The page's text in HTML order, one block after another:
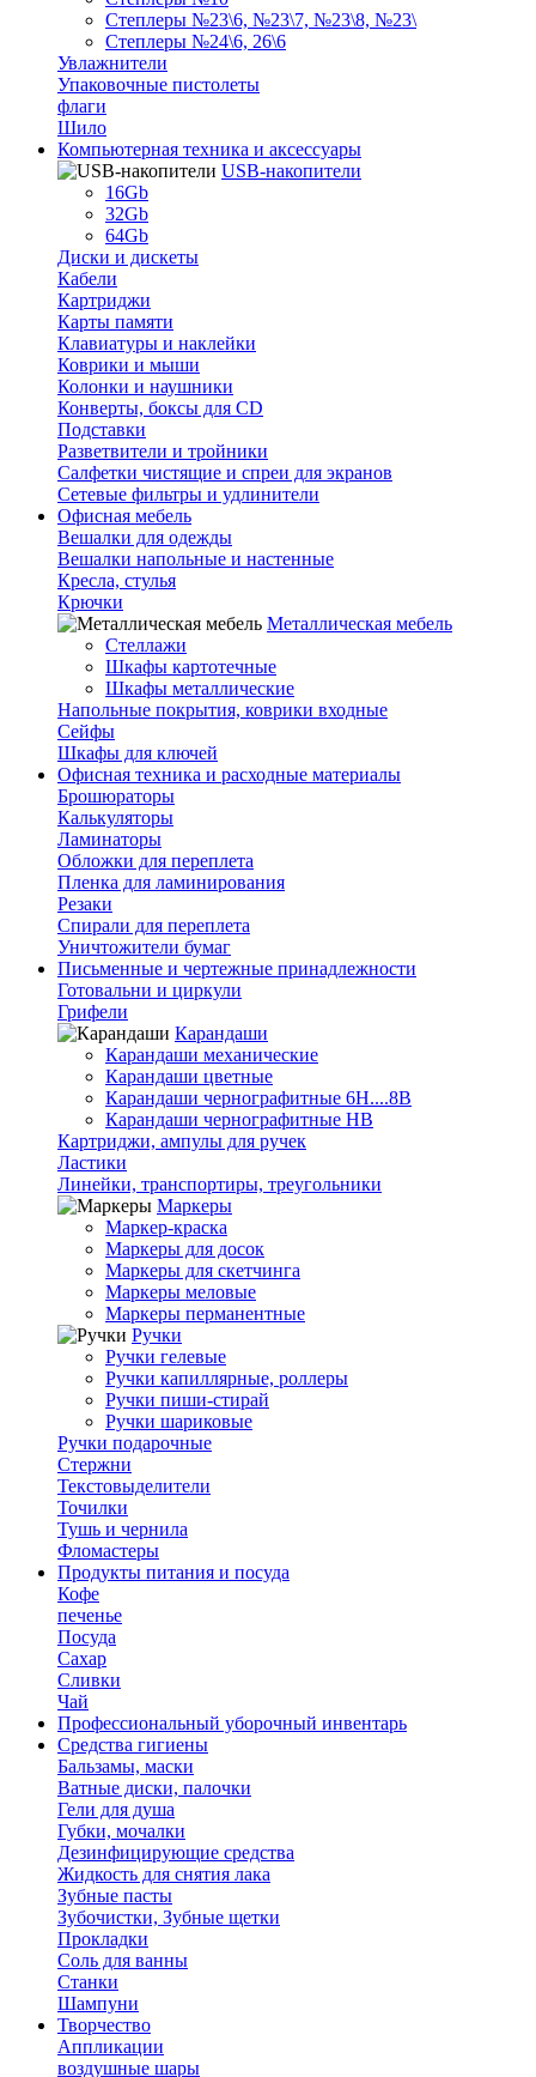
Степлеры №23\6, №23\7, №23\8, №23\
Степлеры №24\6, 26\6
Увлажнители
Упаковочные пистолеты
флаги
Шило
Компьютерная техника и аксессуары
USB-накопители
16Gb
32Gb
64Gb
Диски и дискеты
Кабели
Картриджи
Карты памяти
Клавиатуры и наклейки
Коврики и мыши
Колонки и наушники
Конверты, боксы для CD
Подставки
Разветвители и тройники
Салфетки чистящие и спреи для экранов
Сетевые фильтры и удлинители
Офисная мебель
Вешалки для одежды
Вешалки напольные и настенные
Кресла, стулья
Крючки
Металлическая мебель
Стеллажи
Шкафы картотечные
Шкафы металлические
Напольные покрытия, коврики входные
Сейфы
Шкафы для ключей
Офисная техника и расходные материалы
Брошюраторы
Калькуляторы
Ламинаторы
Обложки для переплета
Пленка для ламинирования
Резаки
Спирали для переплета
Уничтожители бумаг
Письменные и чертежные принадлежности
Готовальни и циркули
Грифели
Карандаши
Карандаши механические
Карандаши цветные
Карандаши чернографитные 6H....8B
Карандаши чернографитные HB
Картриджи, ампулы для ручек
Ластики
Линейки, транспортиры, треугольники
Маркеры
Маркер-краска
Маркеры для досок
Маркеры для скетчинга
Маркеры меловые
Маркеры перманентные
Ручки
Ручки гелевые
Ручки капиллярные, роллеры
Ручки пиши-стирай
Ручки шариковые
Ручки подарочные
Стержни
Текстовыделители
Точилки
Тушь и чернила
Фломастеры
Продукты питания и посуда
Кофе
печенье
Посуда
Сахар
Сливки
Чай
Профессиональный уборочный инвентарь
Средства гигиены
Бальзамы, маски
Ватные диски, палочки
Гели для душа
Губки, мочалки
Дезинфицирующие средства
Жидкость для снятия лака
Зубные пасты
Зубочистки, Зубные щетки
Прокладки
Соль для ванны
Станки
Шампуни
Творчество
Аппликации
воздушные шары